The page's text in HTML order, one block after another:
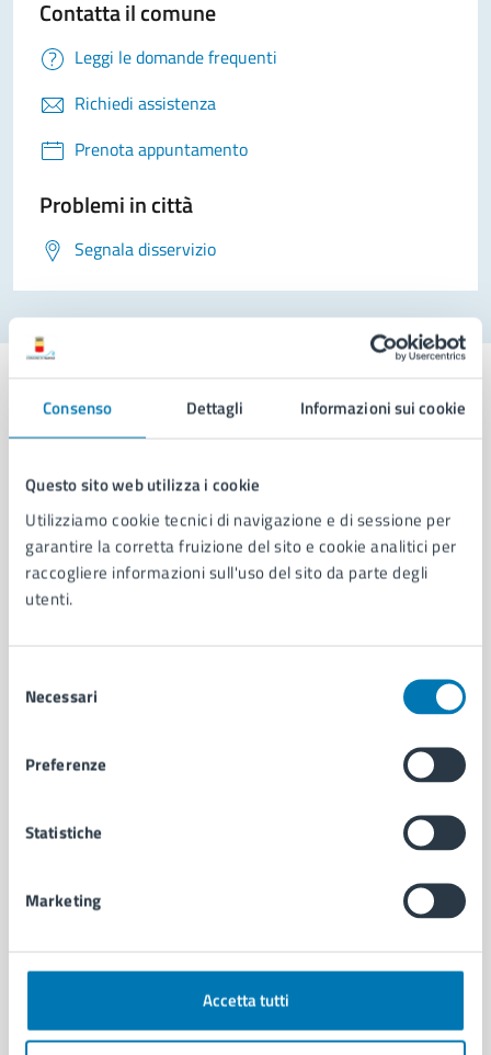
Consenso Dettagli Informazioni sui cookie
Questo sito web utilizza i cookie
Utilizziamo cookie tecnici di navigazione e di sessione per
garantire la corretta fruizione del sito e cookie analitici per
raccogliere informazioni sull'uso del sito da parte degli
utenti.
delNecessari
Preferenze
Statistiche
Marketing
Accetta tutti
Contatta il comune
Leggi le domande frequenti
Richiedi assistenza
Prenota appuntamento
Problemi in città
Segnala disservizio
AMMINISTRAZIONE
Aree amministrative
Organi di governo
Politici
Intranet, posta aziendale e protocollo
Anagrafe e stato civile
Giustizia e sicurezza pubblica